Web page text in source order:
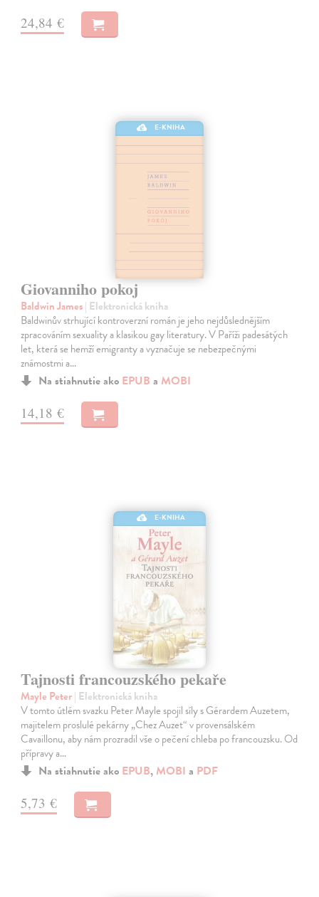
24,84 €
E-KNIHA
Giovanniho pokoj
Baldwin James| Elektronická kniha
Baldwinův strhující kontroverzní román je jeho nejdůslednějším
zpracováním sexuality a klasikou gay literatury. V Paříži padesátých
let, která se hemží emigranty a vyznačuje se nebezpečnými
známostmi a…
Na stiahnutie ako EPUB a MOBI
14,18 €
E-KNIHA
Tajnosti francouzského pekaře
Mayle Peter| Elektronická kniha
V tomto útlém svazku Peter Mayle spojil síly s Gérardem Auzetem,
majitelem proslulé pekárny „Chez Auzet“ v provensálském
Cavaillonu, aby nám prozradil vše o pečení chleba po francouzsku. Od
přípravy a…
Na stiahnutie ako EPUB, MOBI a PDF
5,73 €